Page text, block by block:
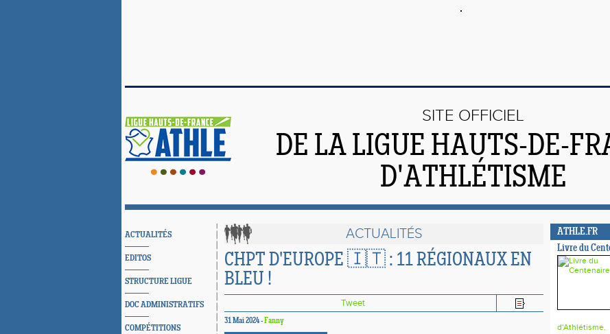
SITE OFFICIEL
DE LA LIGUE HAUTS-DE-
D'ATHLÉTISME
ACTUALITÉS
EDITOS
STRUCTURE LIGUE
DOC ADMINISTRATIFS
COMPÉTITIONS
ACTUALITÉS
CHPT D'EUROPE 🇮🇹 : 11 RÉGIONAUX EN
BLEU !
Tweet
31 Mai 2024 -Fanny
ATHLE.FR
Livre du
d'Athlétisme.